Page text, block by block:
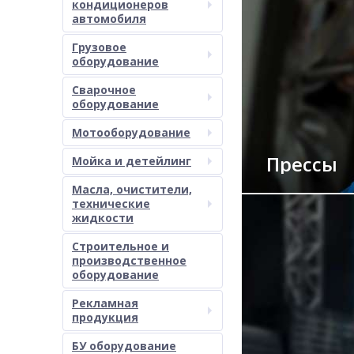
кондиционеров
автомобиля
Грузовое
оборудование
Сварочное
оборудование
Мотооборудование
Мойка и детейлинг
Масла, очистители,
технические
жидкости
Строительное и
производственное
оборудование
Рекламная
продукция
БУ оборудование
Прессы